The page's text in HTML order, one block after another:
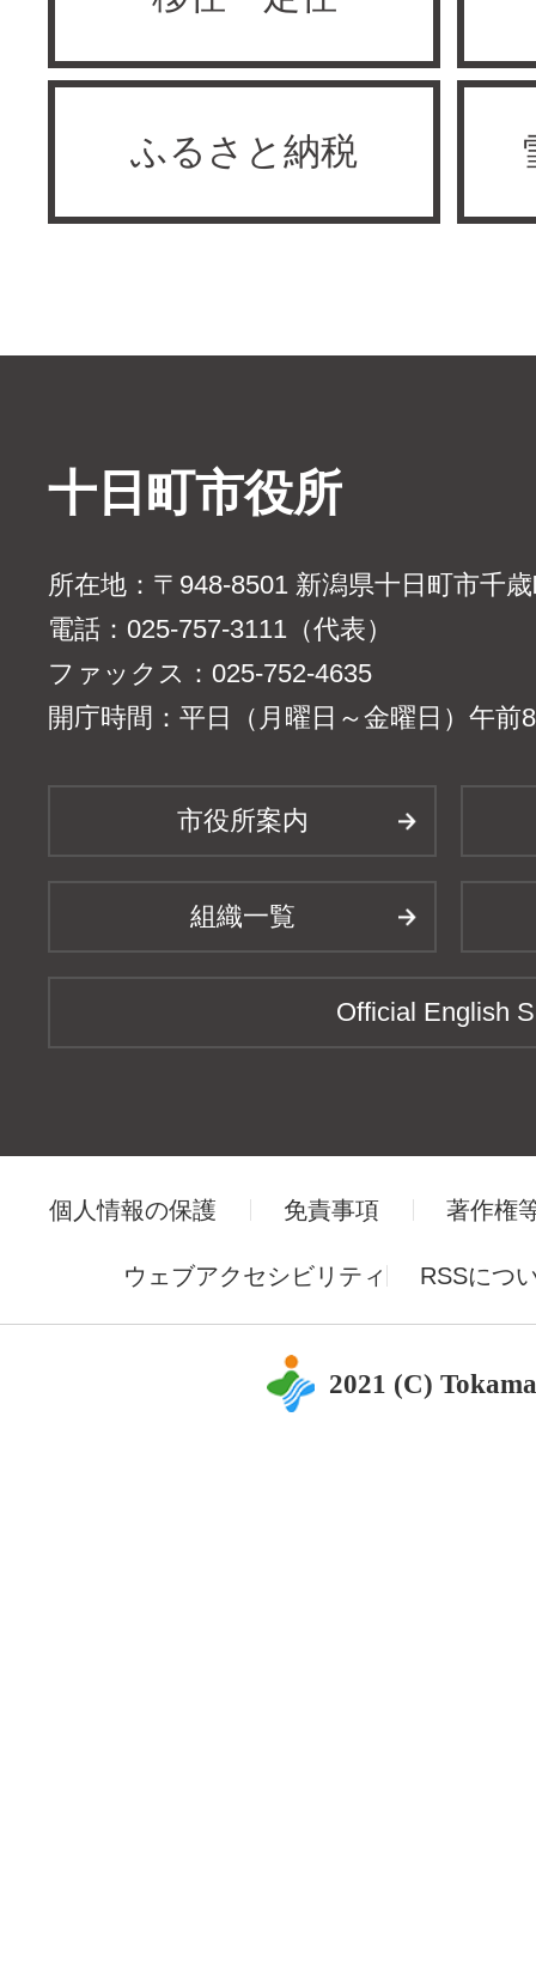
ふるさと納税
十日町市役所
所在地：〒948-8501 新潟県十日町市千
電話：025-757-3111（代表）
ファックス：025-752-4635
開庁時間：平日（月曜日～金曜日）午前
市役所案内
組織一覧
Official English
個人情報の保護 免責事項 著作権
ウェブアクセシビリティ RSSにつ
2021 (C)